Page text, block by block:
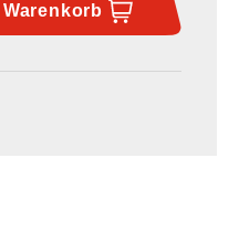
Warenkorb